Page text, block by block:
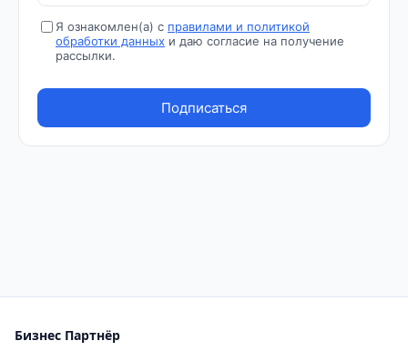
Бизнес Партнёр